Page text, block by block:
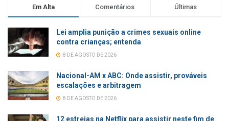
Em Alta Comentários Últimas
Lei amplia punição a crimes sexuais online
contra crianças; entenda
8 DE AGOSTO DE 2026
Nacional-AM x ABC: Onde assistir, prováveis
escalações e arbitragem
8 DE AGOSTO DE 2026
12 estreias na Netflix para assistir neste fim de